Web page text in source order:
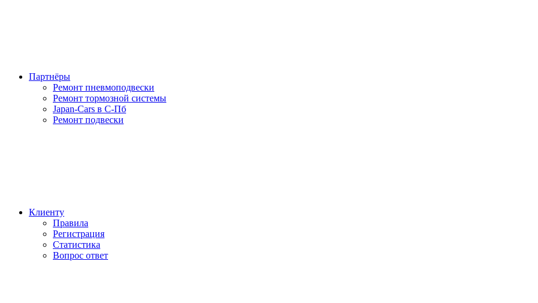
Партнёры
Ремонт пневмоподвески
Ремонт тормозной системы
Japan-Cars в С-Пб
Ремонт подвески
Клиенту
Правила
Регистрация
Статистика
Вопрос ответ